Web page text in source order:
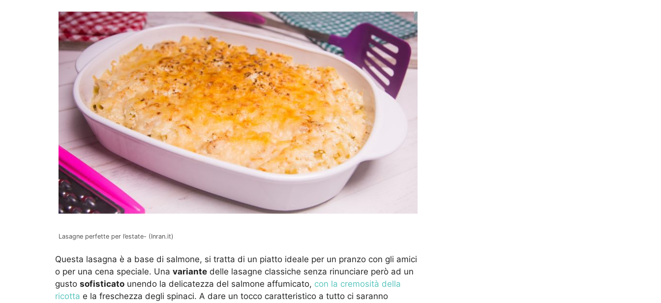
Lasagne perfette per l’estate- (Inran.it)
Questa lasagna è a base di salmone, si tratta di un piatto ideale per un pranzo con gli amici
o per una cena speciale. Una variante delle lasagne classiche senza rinunciare però ad un
gusto sofisticato unendo la delicatezza del salmone affumicato, con la cremosità della
ricotta e la freschezza degli spinaci. A dare un tocco caratteristico a tutto ci saranno